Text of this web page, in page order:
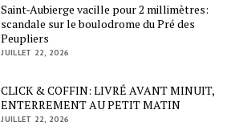
Saint-Aubierge vacille pour 2 millimètres:
scandale sur le boulodrome du Pré des
Peupliers
JUILLET 22, 2026
CLICK & COFFIN: LIVRÉ AVANT MINUIT,
ENTERREMENT AU PETIT MATIN
JUILLET 22, 2026